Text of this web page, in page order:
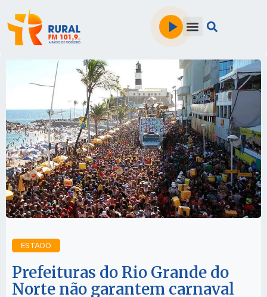
ESTADO
Prefeituras do Rio Grande do
Norte não garantem carnaval